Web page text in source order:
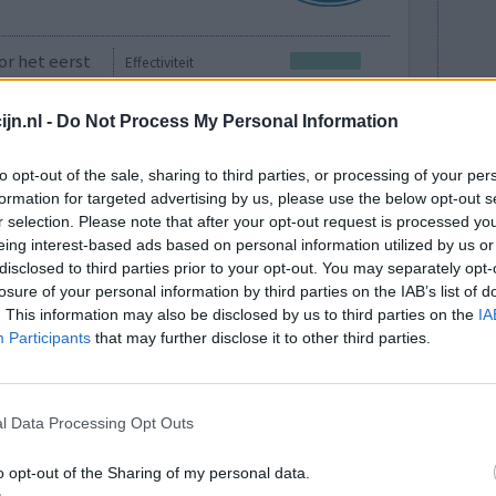
- Do Not Process My Personal Information
opt-out of the sale, sharing to third parties, or processing of your
for targeted advertising by us, please use the below opt-out
selection. Please note that after your opt-out request is processed
interest-based ads based on personal information utilized by us
to third parties prior to your opt-out. You may separately
of your personal information by third parties on the IAB’s list of
This information may also be disclosed by us to third parties on the
Participants that may further disclose it to other third parties.
Data Processing Opt Outs
opt-out of the Sharing of my personal data.
Effectiviteit
het eerst
tot 3
ervaren tot november 2025. Dus mijn situaitie
maar ik kreeg 100mg flecainide, en 25 mg
0 reacties
Effectiviteit